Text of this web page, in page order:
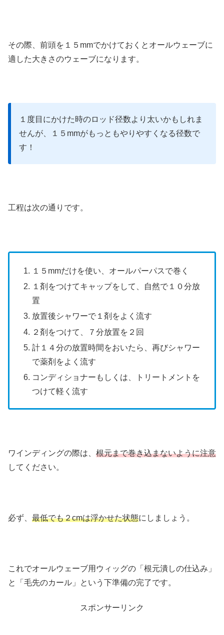
その際、前頭を１５mmでかけておくとオールウェーブに
適した大きさのウェーブになります。
１度目にかけた時のロッド径数より太いかもしれま
せんが、１５mmがもっともやりやすくなる径数で
す！
工程は次の通りです。
１５mmだけを使い、オールパーパスで巻く
１剤をつけてキャップをして、自然で１０分放
置
放置後シャワーで１剤をよく流す
２剤をつけて、７分放置を２回
計１４分の放置時間をおいたら、再びシャワー
で薬剤をよく流す
コンディショナーもしくは、トリートメントを
つけて軽く流す
ワインディングの際は、 根元まで巻き込まないように注意
してください。
必ず、 最低でも２cmは浮かせた状態にしましょう。
これでオールウェーブ用ウィッグの「根元潰しの仕込み」
と「毛先のカール」という下準備の完了です。
スポンサーリンク